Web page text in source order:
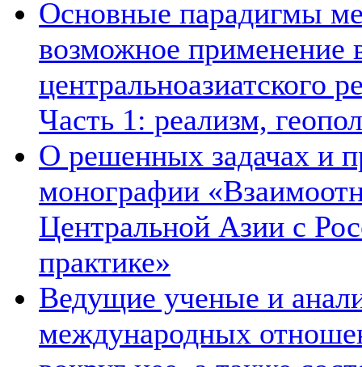
Основные парадигмы
возможное применение
центральноазиатского
Часть 1: реализм,
О решенных задачах и
монографии
Центральной Азии с
практике»
Ведущие ученые и
международных